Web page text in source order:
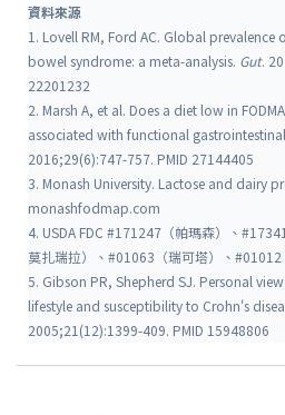
資料來源
1. Lovell RM, Ford AC. Global
bowel syndrome: a meta-analysis. Gut.
22201232
2. Marsh A, et al. Does a diet low in
associated with functional
2016;29(6):747-757. PMID 27144405
3. Monash University. Lactose and dairy
monashfodmap.com
4. USDA FDC #171247（帕瑪森）、
莫扎瑞拉）、#01063（瑞可塔）、#01012
5. Gibson PR, Shepherd SJ. Personal
lifestyle and susceptibility to Crohn's
2005;21(12):1399-409. PMID 15948806